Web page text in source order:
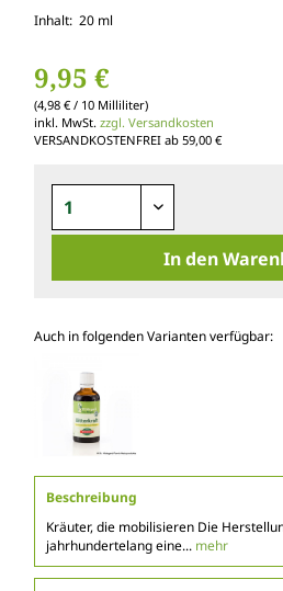
Inhalt: 20 ml
9,95 €
(4,98 € / 10 Milliliter)
inkl. MwSt. zzgl. Versandkosten
VERSANDKOSTENFREI ab 59,00 €
In den
Auch in folgenden Varianten verfügbar:
Beschreibung
Kräuter, die mobilisieren Die
jahrhundertelang eine... mehr